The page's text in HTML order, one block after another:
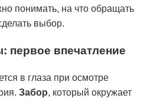
понимать, на что обращать
выбор.
первое впечатление
в глаза при осмотре
Забор, который окружает